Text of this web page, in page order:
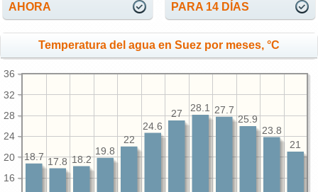
AHORA PARA 14 DÍAS
Temperatura del agua en Suez por meses, °C
16
20
24
28
32
36
21
23.8
25.9
27.7
28.1
27
24.6
22
19.8
18.2
17.8
18.7